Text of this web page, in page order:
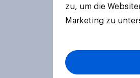
zu, um die
Marketing zu